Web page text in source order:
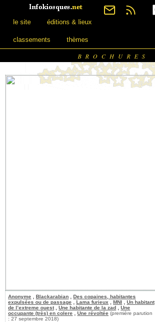
le site éditions & lieux
classements thèmes
BROCHURES
Anonyme Blackarabian
Des copaines, habitantes
expulsées ou de passage
Lama furieux MNI
Un habitant
de l’extreme ouest, Une habitante de la zad
Une
occupante (très) en colere
Une révoltée (première parution
: 27 septembre 2018)